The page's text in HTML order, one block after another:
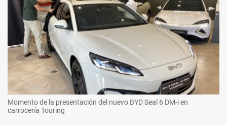
Momento de la presentación del nuevo BYD Seal 6 DM-i en
carrocería Touring